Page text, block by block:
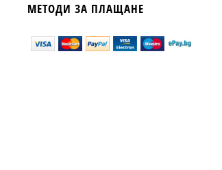
МЕТОДИ ЗА ПЛАЩАНЕ